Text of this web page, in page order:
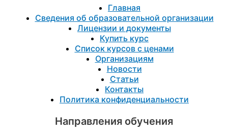
Главная
Сведения об образовательной организации
Лицензии и документы
Купить курс
Список курсов с ценами
Организациям
Новости
Статьи
Контакты
Политика конфиденциальности
Направления обучения